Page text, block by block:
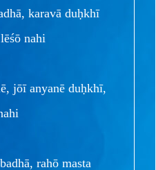
karavā duḥkhī
nahi
jōī anyanē duḥkhī,
rahō masta